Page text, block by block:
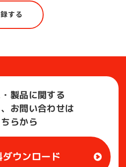
する
製品に関する
お問い合わせは
らから
ダウンロード